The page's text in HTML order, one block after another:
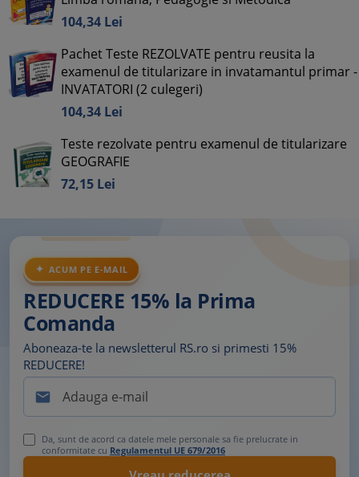
104,34 Lei
Pachet Teste REZOLVATE pentru reusita la
examenul de titularizare in invatamantul primar -
INVATATORI (2 culegeri)
104,34 Lei
Teste rezolvate pentru examenul de titularizare
GEOGRAFIE
72,15 Lei
ACUM PE E-MAIL
REDUCERE 15% la Prima
Comanda
Aboneaza-te la newsletterul RS.ro si primesti 15%
REDUCERE!

Da, sunt de acord ca datele mele personale sa fie prelucrate in
conformitate cu Regulamentul UE 679/2016